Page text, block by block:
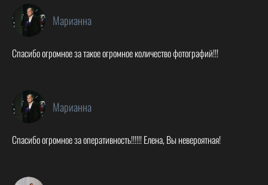
Марианна
Спасибо огромное за такое огромное количество фотографий!!!
Марианна
Спасибо огромное за оперативность!!!!!! Елена, Вы невероятная!